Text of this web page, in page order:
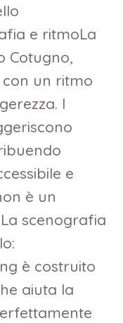
e ritmoLa
Cotugno,
con un ritmo
I
e
è un
scenografia
è costruito
aiuta la